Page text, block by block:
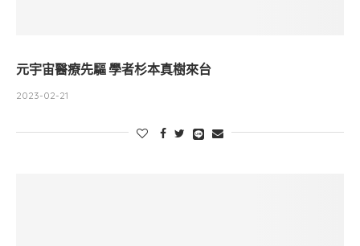
元宇宙醫療先驅 學者杉本真樹來台
2023-02-21